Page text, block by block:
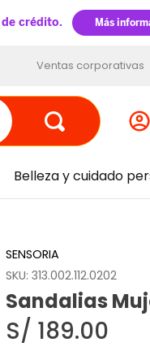
Ventas corporativas
Belleza y cuidado
SENSORIA
SKU: 313.002.112.0202
Sandalias
S/ 189.00